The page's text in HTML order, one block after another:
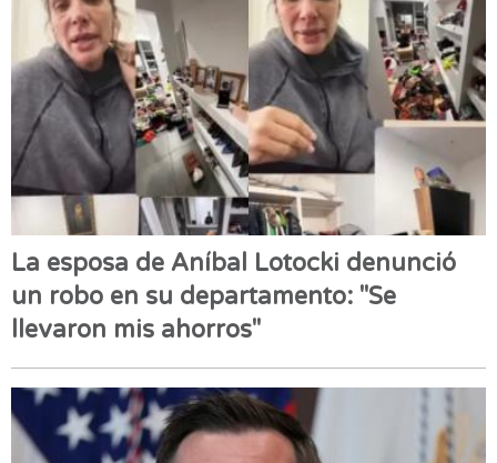
La esposa de Aníbal Lotocki denunció
un robo en su departamento: "Se
llevaron mis ahorros"